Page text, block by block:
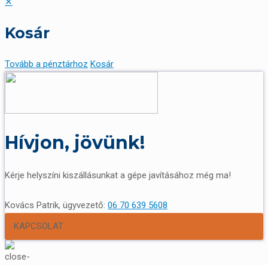
Kosár
Tovább a pénztárhoz Kosár
Hívjon, jövünk!
Kérje helyszíni kiszállásunkat a gépe javításához még ma!
Kovács Patrik, ügyvezető: 06 70 639 5608
KAPCSOLAT